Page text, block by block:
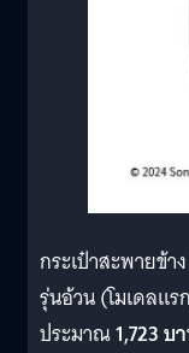
กระเป๋าสะพายข้
รุ่นอ้วน (โมเดลแ
ประมาณ1,723 บ